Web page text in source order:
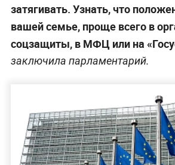
затягивать. Узнать, что
вашей семье, проще всего в
соцзащиты, в МФЦ или на
заключила парламентарий.